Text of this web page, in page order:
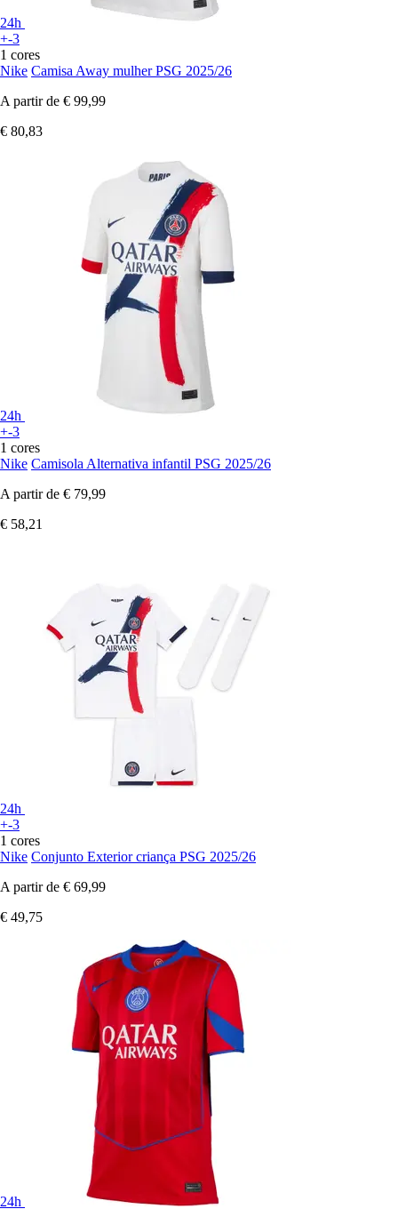
24h
+-3
1 cores
Nike Camisa Away mulher PSG 2025/26
A partir de € 99,99
€ 80,83
24h
+-3
1 cores
Nike Camisola Alternativa infantil PSG 2025/26
A partir de € 79,99
€ 58,21
24h
+-3
1 cores
Nike Conjunto Exterior criança PSG 2025/26
A partir de € 69,99
€ 49,75
24h